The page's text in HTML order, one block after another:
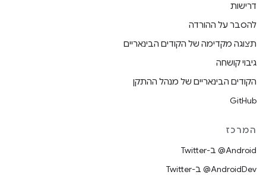
דרישות
להסבר על ההורדה
תצוגה מקדימה של הקודים הבינאריים
גיבוי קושחה
הקודים הבינאריים של מנהל ההתקן
GitHub
המרכז
‎@Android ב-Twitter
‎@AndroidDev ב-Twitter